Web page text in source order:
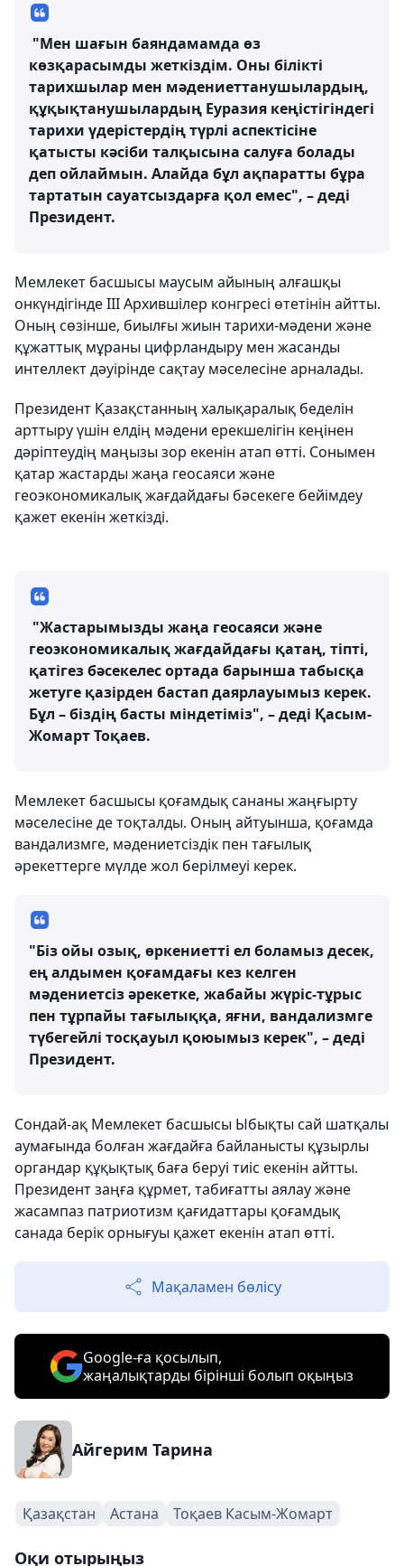
"Мен шағын баяндамамда өз
көзқарасымды жеткіздім. Оны білікті
тарихшылар мен мәдениеттанушылардың,
құқықтанушылардың Еуразия кеңістігіндегі
тарихи үдерістердің түрлі аспектісіне
қатысты кәсіби талқысына салуға болады
деп ойлаймын. Алайда бұл ақпаратты бұра
тартатын сауатсыздарға қол емес", – деді
Президент.
Мемлекет басшысы маусым айының алғашқы
онкүндігінде III Архившілер конгресі өтетінін айтты.
Оның сөзінше, биылғы жиын тарихи-мәдени және
құжаттық мұраны цифрландыру мен жасанды
интеллект дәуірінде сақтау мәселесіне арналады.
Президент Қазақстанның халықаралық беделін
арттыру үшін елдің мәдени ерекшелігін кеңінен
дәріптеудің маңызы зор екенін атап өтті. Сонымен
қатар жастарды жаңа геосаяси және
геоэкономикалық жағдайдағы бәсекеге бейімдеу
қажет екенін жеткізді.
"Жастарымызды жаңа геосаяси және
геоэкономикалық жағдайдағы қатаң, тіпті,
қатігез бәсекелес ортада барынша табысқа
жетуге қазірден бастап даярлауымыз керек.
Бұл – біздің басты міндетіміз", – деді Қасым-
Жомарт Тоқаев.
Мемлекет басшысы қоғамдық сананы жаңғырту
мәселесіне де тоқталды. Оның айтуынша, қоғамда
вандализмге, мәдениетсіздік пен тағылық
әрекеттерге мүлде жол берілмеуі керек.
"Біз ойы озық, өркениетті ел боламыз десек,
ең алдымен қоғамдағы кез келген
мәдениетсіз әрекетке, жабайы жүріс-тұрыс
пен тұрпайы тағылыққа, яғни, вандализмге
түбегейлі тосқауыл қоюымыз керек", – деді
Президент.
Сондай-ақ Мемлекет басшысы Ыбықты сай шатқалы
аумағында болған жағдайға байланысты құзырлы
органдар құқықтық баға беруі тиіс екенін айтты.
Президент заңға құрмет, табиғатты аялау және
жасампаз патриотизм қағидаттары қоғамдық
санада берік орнығуы қажет екенін атап өтті.
Мақаламен бөлісу
Google-ға қосылып,
жаңалықтарды бірінші болып оқыңыз
Айгерим Тарина
Қазақстан Астана Тоқаев Касым-Жомарт
Оқи отырыңыз